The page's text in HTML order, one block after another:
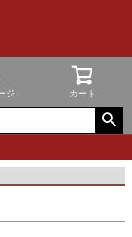
ジ カート